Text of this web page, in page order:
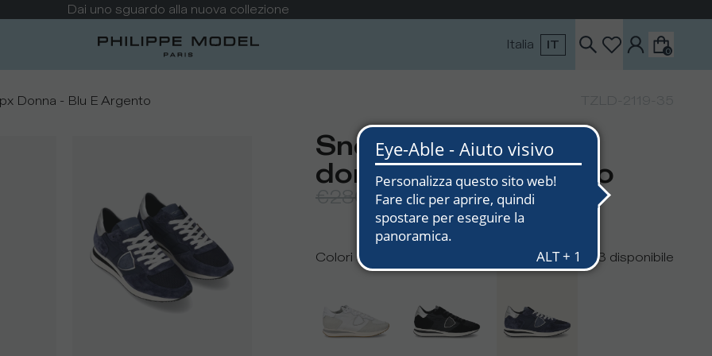
Dai uno sguardo alla nuova collezione
Italia IT 0
Donna - Blu E Argento
Sneaker bassa Trpx
donna - blu e argento
€170
Colori 3 disponibile